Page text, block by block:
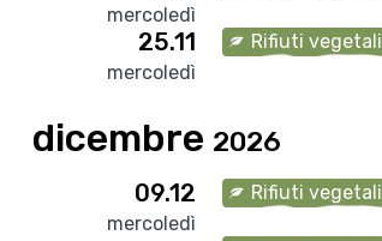
mercoledì
25.11
mercoledì
Rifiuti vegetali
dicembre 2026
09.12
mercoledì
Rifiuti vegetali